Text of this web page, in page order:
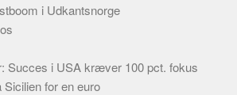
i Udkantsnorge
Succes i USA kræver 100 pct. fokus
Sicilien for en euro